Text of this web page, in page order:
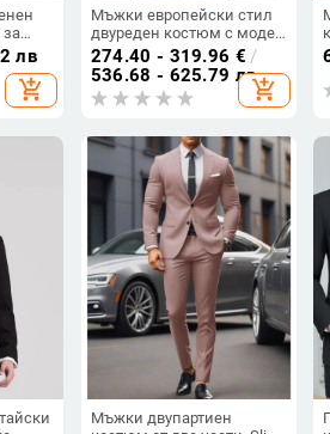
лв
add_shopping_cart
Мъжки европейски стил
двуреден костюм с модел
птичи очи, слим силует,
смес вискоза-полиестер,
за всички сезони
274.40 - 319.96 € /
536.68 - 625.79 лв
add_shopping_cart
Мъжки двупартиен